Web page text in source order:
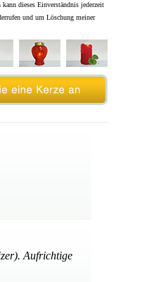
dieses Einverständnis jederzeit
und um Löschung meiner
Aufrichtige